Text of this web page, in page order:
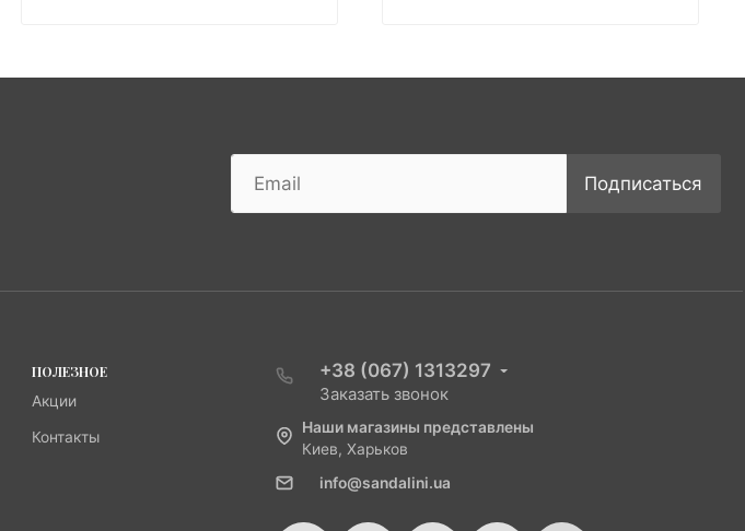
Подписаться
ПОЛЕЗНОЕ
Акции
Контакты
+38 (067) 1313297
Заказать звонок
Наши магазины представлены
Киев, Харьков
info@sandalini.ua